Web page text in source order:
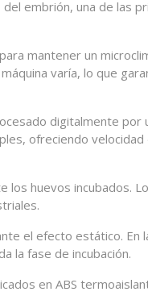
embrión, una de las
mantener un
varía, lo que
digitalmente
ofreciendo
huevos incubados.
el efecto estático. En
la fase de incubación.
en ABS